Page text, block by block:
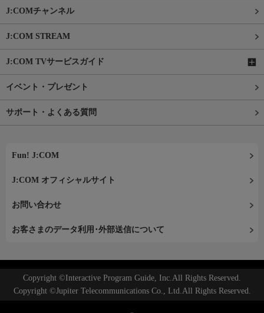
J:COMチャンネル
J:COM STREAM
J:COM TVサービスガイド
イベント・プレゼント
サポート・よくある質問
Fun! J:COM
J:COM オフィシャルサイト
お問い合わせ
お客さまのデータ利用･外部送信について
Copyright ©Interactive Program Guide, Inc.All Rights Reserved.
Copyright ©Jupiter Telecommunications Co., Ltd.All Rights Reserved.